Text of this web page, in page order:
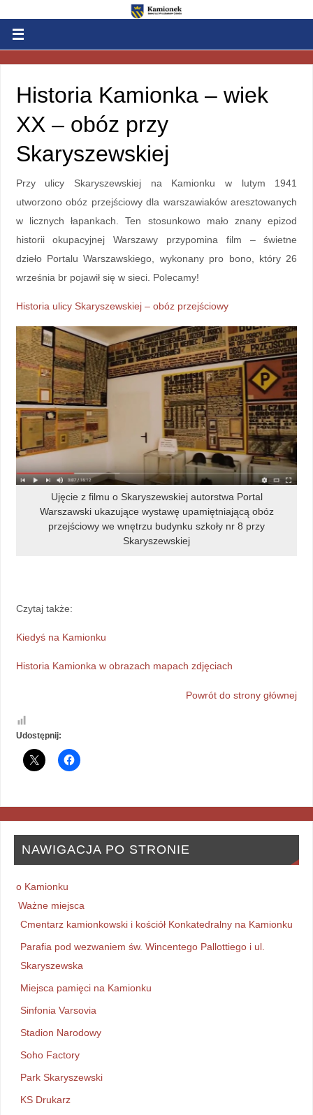
Historia Kamionka – wiek
XX – obóz przy
Skaryszewskiej
Przy ulicy Skaryszewskiej na Kamionku w lutym 1941
utworzono obóz przejściowy dla warszawiaków aresztowanych
w licznych łapankach. Ten stosunkowo mało znany epizod
historii okupacyjnej Warszawy przypomina film – świetne
dzieło Portalu Warszawskiego, wykonany pro bono, który 26
września br pojawił się w sieci. Polecamy!
Historia ulicy Skaryszewskiej – obóz przejściowy
Ujęcie z filmu o Skaryszewskiej autorstwa Portal
Warszawski ukazujące wystawę upamiętniającą obóz
przejściowy we wnętrzu budynku szkoły nr 8 przy
Skaryszewskiej
Czytaj także:
Kiedyś na Kamionku
Historia Kamionka w obrazach mapach zdjęciach
Powrót do strony głównej
Udostępnij:
NAWIGACJA PO STRONIE
o Kamionku
Ważne miejsca
Cmentarz kamionkowski i kościół Konkatedralny na Kamionku
Parafia pod wezwaniem św. Wincentego Pallottiego i ul.
Skaryszewska
Miejsca pamięci na Kamionku
Sinfonia Varsovia
Stadion Narodowy
Soho Factory
Park Skaryszewski
KS Drukarz